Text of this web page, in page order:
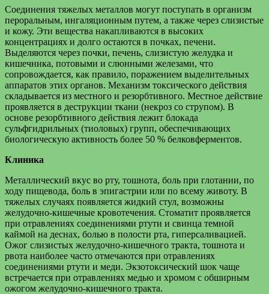
Соединения тяжелых металлов могут поступать в организм
пероральным, ингаляционным путем, а также через слизистые
и кожу. Эти вещества накапливаются в высоких
концентрациях и долго остаются в почках, печени.
Выделяются через почки, печень, слизистую желудка и
кишечника, потовыми и слюнными железами, что
сопровождается, как правило, поражением выделительных
аппаратов этих органов. Механизм токсического действия
складывается из местного и резорбтивного. Местное действие
проявляется в деструкции ткани (некроз со струпом). В
основе резорбтивного действия лежит блокада
сульфгидрильных (тиоловых) групп, обеспечивающих
биологическую активность более 50 % белковферментов.
Клиника
Металлический вкус во рту, тошнота, боль при глотании, по
ходу пищевода, боль в эпигастрии или по всему животу. В
тяжелых случаях появляется жидкий стул, возможны
желудочно-кишечные кровотечения. Стоматит проявляется
при отравлениях соединениями ртути и свинца темной
каймой на деснах, болью в полости рта, гиперсаливацией.
Ожог слизистых желудочно-кишечного тракта, тошнота и
рвота наиболее часто отмечаются при отравлениях
соединениями ртути и меди. Экзотоксический шок чаще
встречается при отравлениях медью и хромом с обширным
ожогом желудочно-кишечного тракта.